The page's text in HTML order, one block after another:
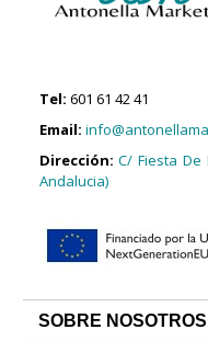
Tel: 601 61 42 41
Email:
Dirección:C/ Fiesta De
Andalucia)
SOBRE NOSOTROS